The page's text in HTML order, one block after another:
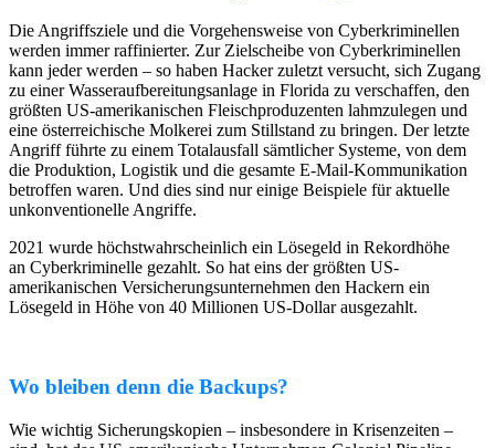
Die Angriffsziele und die Vorgehensweise von Cyberkriminellen
werden immer raffinierter. Zur Zielscheibe von Cyberkriminellen
kann jeder werden – so haben Hacker zuletzt versucht, sich Zugang
zu einer Wasseraufbereitungsanlage in Florida zu verschaffen, den
größten US-amerikanischen Fleischproduzenten lahmzulegen und
eine österreichische Molkerei zum Stillstand zu bringen. Der letzte
Angriff führte zu einem Totalausfall sämtlicher Systeme, von dem
die Produktion, Logistik und die gesamte E-Mail-Kommunikation
betroffen waren. Und dies sind nur einige Beispiele für aktuelle
unkonventionelle Angriffe.
2021 wurde höchstwahrscheinlich ein Lösegeld in Rekordhöhe
an Cyberkriminelle gezahlt. So hat eins der größten US-
amerikanischen Versicherungsunternehmen den Hackern ein
Lösegeld in Höhe von 40 Millionen US-Dollar ausgezahlt.
Wo bleiben denn die Backups?
Wie wichtig Sicherungskopien – insbesondere in Krisenzeiten –